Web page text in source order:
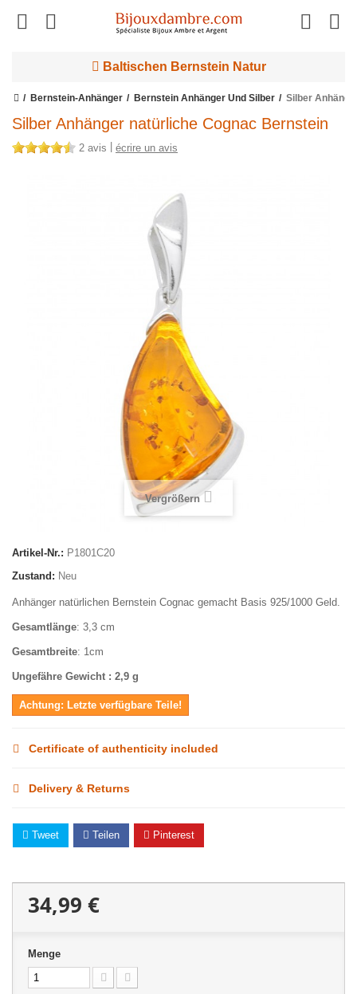
Baltischen Bernstein Natur
Bernstein-Anhänger Bernstein Anhänger Und Silber Silber
Silber Anhänger natürliche Cognac Bernstein
2 avis écrire un avis
Vergrößern
Artikel-Nr.: P1801C20
Zustand: Neu
Anhänger natürlichen Bernstein Cognac gemacht Basis 925/1000 Geld.
Gesamtlänge: 3,3 cm
Gesamtbreite: 1cm
Ungefähre Gewicht : 2,9 g
Achtung: Letzte verfügbare Teile!
Certificate of authenticity included
Delivery & Returns
Tweet Teilen Pinterest
34,99 €
Menge